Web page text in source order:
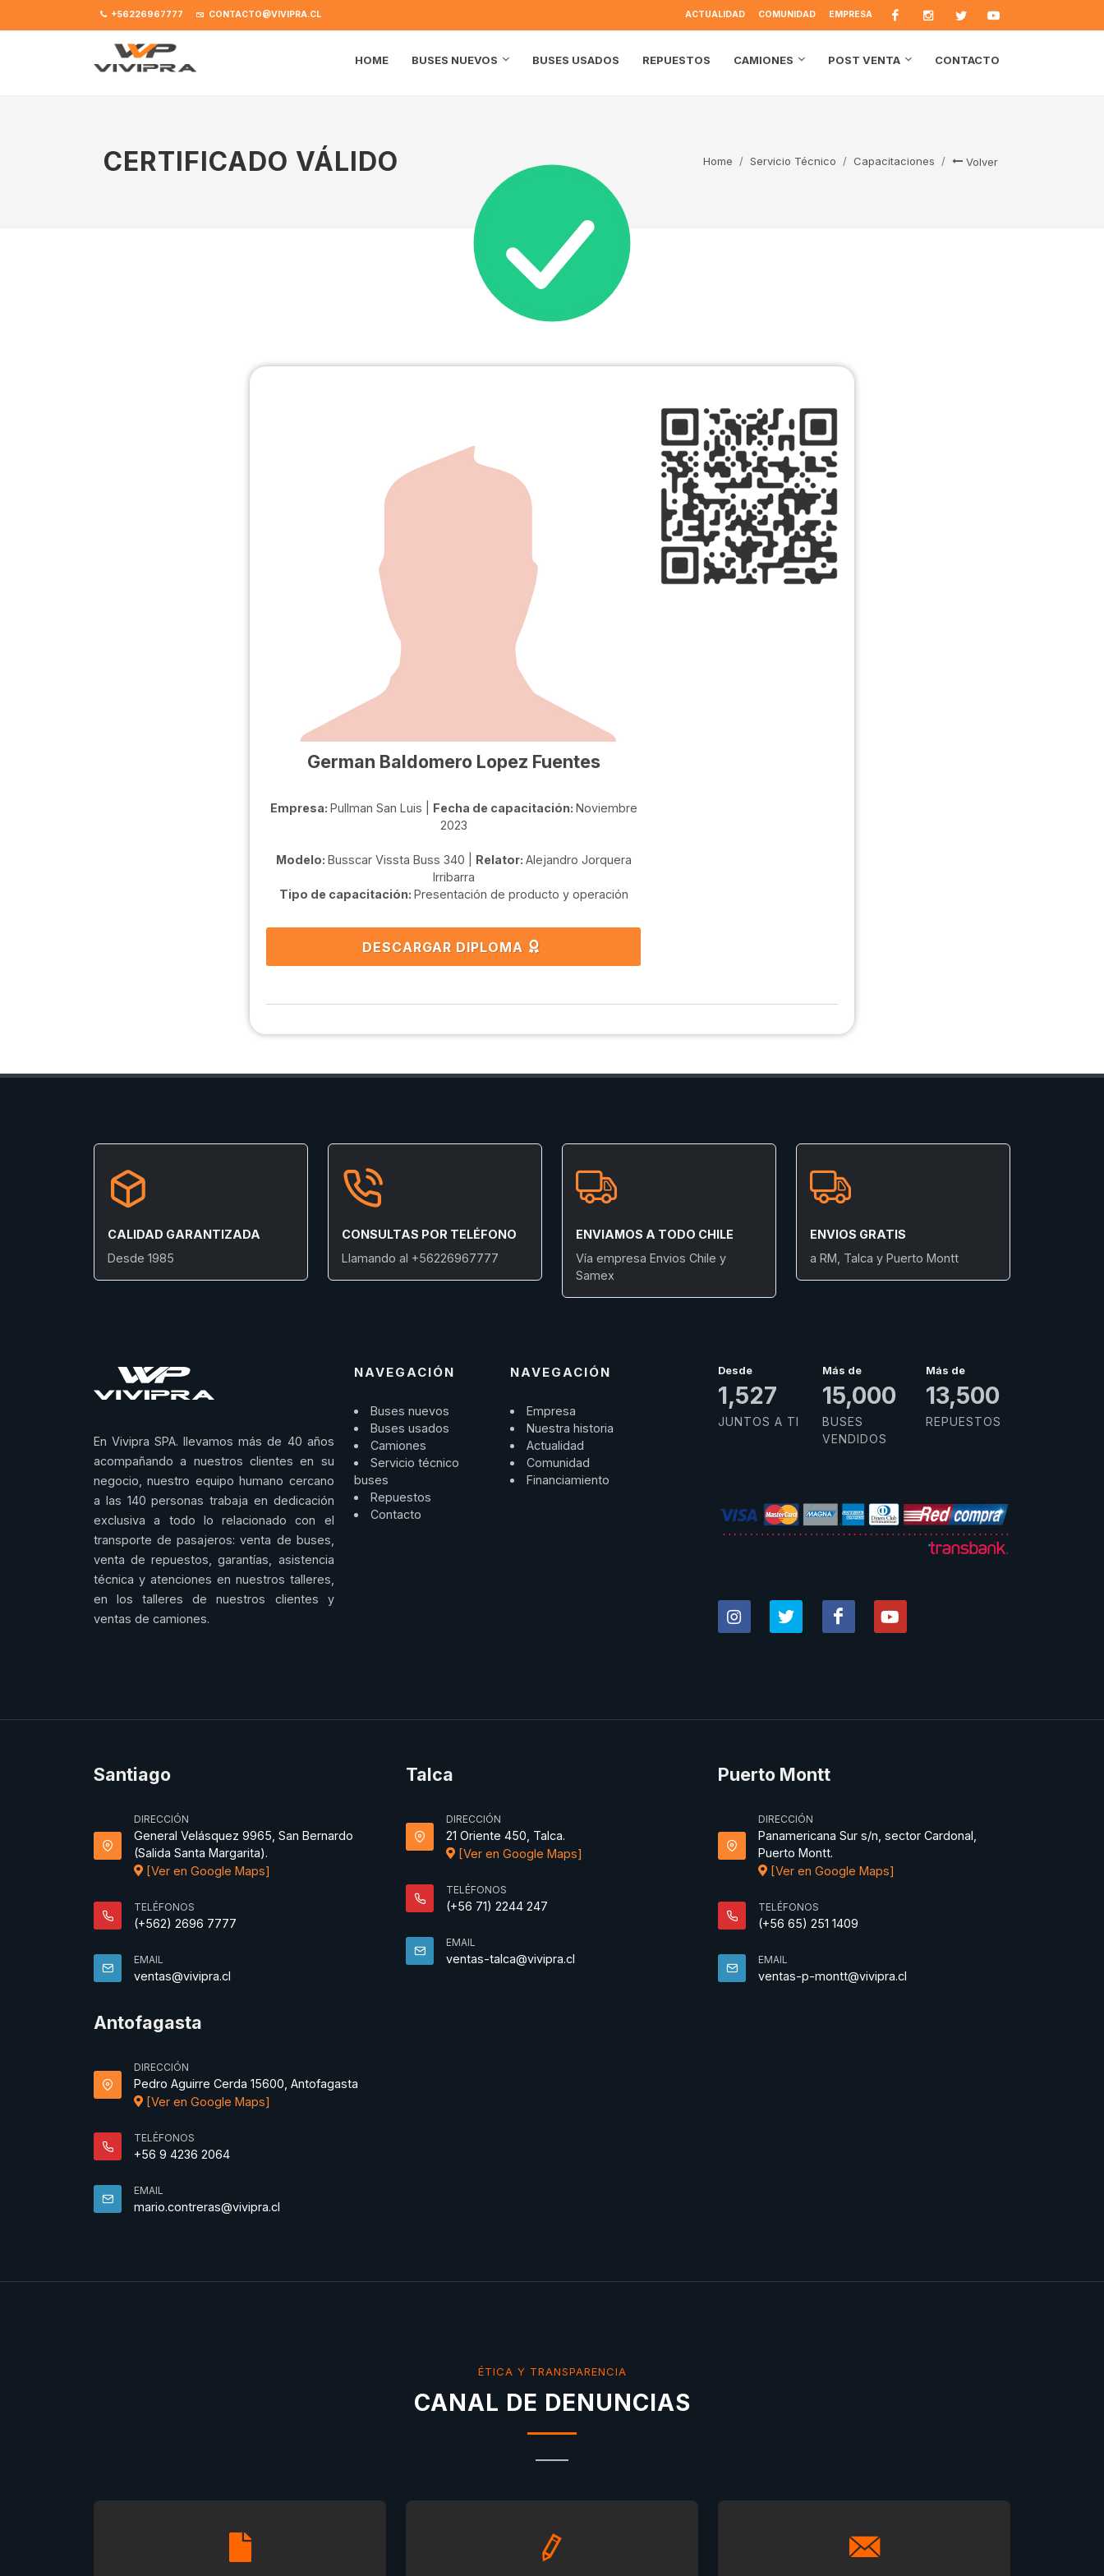
+56226967777 CONTACTO@VIVIPRA.CL ACTUALIDAD COMUNIDAD EMPRESA
HOME BUSES NUEVOS BUSES USADOS REPUESTOS CAMIONES POST VENTA CONTACTO
CERTIFICADO VÁLIDO Home Servicio Técnico Capacitaciones Volver
German Baldomero Lopez Fuentes
Empresa: Pullman San Luis | Fecha de capacitación: Noviembre
2023
Modelo: Busscar Vissta Buss 340 | Relator: Alejandro Jorquera
Irribarra
Tipo de capacitación: Presentación de producto y operación
DESCARGAR DIPLOMA
CALIDAD GARANTIZADA
Desde 1985
CONSULTAS POR TELÉFONO
Llamando al +56226967777
ENVIAMOS A TODO CHILE
Vía empresa Envios Chile y
Samex
ENVIOS GRATIS
a RM, Talca y Puerto Montt
En Vivipra SPA. llevamos más de 40 años
acompañando a nuestros clientes en su
negocio, nuestro equipo humano cercano
a las 140 personas trabaja en dedicación
exclusiva a todo lo relacionado con el
transporte de pasajeros: venta de buses,
venta de repuestos, garantías, asistencia
técnica y atenciones en nuestros talleres,
en los talleres de nuestros clientes y
ventas de camiones.
NAVEGACIÓN
Buses nuevos
Buses usados
Camiones
Servicio técnico
buses
Repuestos
Contacto
NAVEGACIÓN
Empresa
Nuestra historia
Actualidad
Comunidad
Financiamiento
Desde
1,883
JUNTOS A TI
Más de
15,000
BUSES
VENDIDOS
Más de
13,500
REPUESTOS
Santiago
DIRECCIÓN
General Velásquez 9965, San Bernardo
(Salida Santa Margarita).
[Ver en Google Maps]
TELÉFONOS
(+562) 2696 7777
EMAIL
ventas@vivipra.cl
Talca
DIRECCIÓN
21 Oriente 450, Talca.
[Ver en Google Maps]
TELÉFONOS
(+56 71) 2244 247
EMAIL
ventas-talca@vivipra.cl
Puerto Montt
DIRECCIÓN
Panamericana Sur s/n, sector Cardonal,
Puerto Montt.
[Ver en Google Maps]
TELÉFONOS
(+56 65) 251 1409
EMAIL
ventas-p-montt@vivipra.cl
Antofagasta
DIRECCIÓN
Pedro Aguirre Cerda 15600, Antofagasta
[Ver en Google Maps]
TELÉFONOS
+56 9 4236 2064
EMAIL
mario.contreras@vivipra.cl
ÉTICA Y TRANSPARENCIA
CANAL DE DENUNCIAS